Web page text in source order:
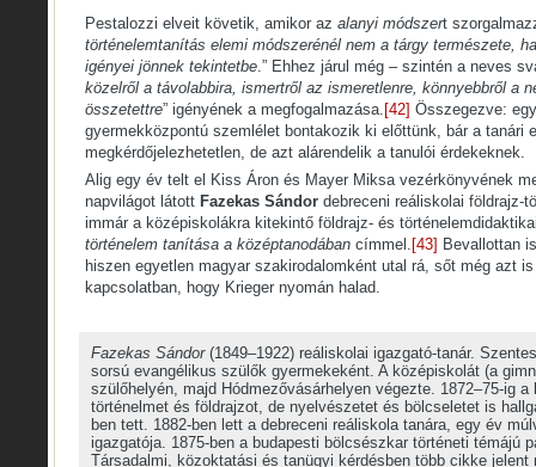
Pestalozzi elveit követik, amikor az alanyi módszert
történelemtanítás elemi módszerénél nem a tárgy természete,
igényei jönnek tekintetbe.” Ehhez járul még – szintén a neves
közelről a távolabbira, ismertről az ismeretlenre, könnyebbről a
összetettre” igényének a megfogalmazása. [42] Összegezve:
gyermekközpontú szemlélet bontakozik ki előttünk, bár a tanári
megkérdőjelezhetetlen, de azt alárendelik a tanulói érdekeknek.
Alig egy év telt el Kiss Áron és Mayer Miksa vezérkönyvének
napvilágot látott Fazekas Sándor debreceni reáliskolai földrajz-
immár a középiskolákra kitekintő földrajz- és
történelem tanítása a középtanodában címmel. [43] Bevallottan
hiszen egyetlen magyar szakirodalomként utal rá, sőt még azt
kapcsolatban, hogy Krieger nyomán halad.
Fazekas Sándor(1849–1922) reáliskolai igazgató-tanár.
sorsú evangélikus szülők gyermekeként. A középiskolát (a
szülőhelyén, majd Hódmezővásárhelyen végezte. 1872–75-ig
történelmet és földrajzot, de nyelvészetet és bölcseletet is
ben tett. 1882-ben lett a debreceni reáliskola tanára, egy év
igazgatója. 1875-ben a budapesti bölcsészkar történeti témájú
Társadalmi, közoktatási és tanügyi kérdésben több cikke